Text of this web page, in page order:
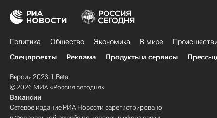
Политика Общество Экономика В мире
Спецпроекты
Реклама Продукты и сервисы Пресс-
Версия 2023.1 Beta
© 2026 МИА «Россия сегодня»
Вакансии
Сетевое издание РИА Новости зарегистрировано